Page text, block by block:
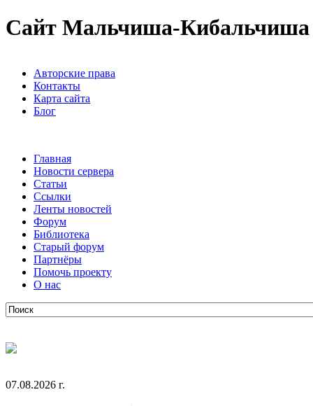
Сайт Мальчиша-Кибальчиша
Авторские права
Контакты
Карта сайта
Блог
Главная
Новости сервера
Статьи
Ссылки
Ленты новостей
Форум
Библиотека
Старый форум
Партнёры
Помочь проекту
О нас
07.08.2026 г.